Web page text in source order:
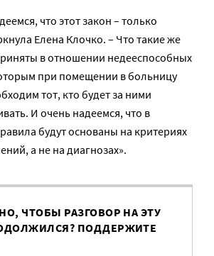
что этот закон – только
Елена Клочко. – Что такие же
в отношении недееспособных
при помещении в больницу
тот, кто будет за ними
И очень надеемся, что в
будут основаны на критериях
а не на диагнозах».
ЧТОБЫ РАЗГОВОР НА ЭТУ
ПОДДЕРЖИТЕ